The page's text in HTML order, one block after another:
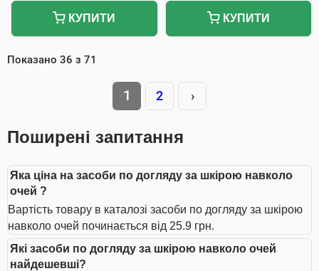
КУПИТИ КУПИТИ
Показано 36 з 71
1 2 ›
Поширені запитання
Яка ціна на засоби по догляду за шкірою навколо
очей ?
Вартість товару в каталозі засоби по догляду за шкірою
навколо очей починається від 25.9 грн.
Які засоби по догляду за шкірою навколо очей
найдешевші?